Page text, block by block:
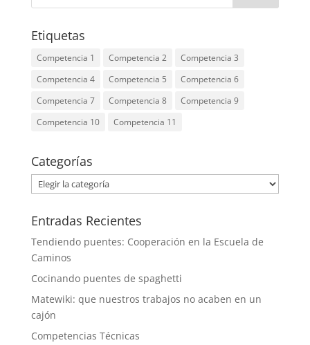
Etiquetas
Competencia 1 Competencia 2
Competencia 3
Competencia 4
Competencia 5
Competencia 6
Competencia 7
Competencia 8
Competencia 9
Competencia 10
Competencia 11
Categorías
Categorías
Entradas Recientes
Tendiendo puentes: Cooperación en la Escuela de
Caminos
Cocinando puentes de spaghetti
Matewiki: que nuestros trabajos no acaben en un
cajón
Competencias Técnicas